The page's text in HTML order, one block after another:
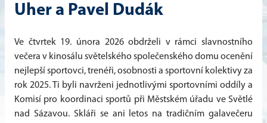
Uher a Pavel Dudák
Ve čtvrtek 19. února 2026 obdrželi v rámci slavnostního
večera v kinosálu světelského společenského domu ocenění
nejlepší sportovci, trenéři, osobnosti a sportovní kolektivy za
rok 2025. Ti byli navrženi jednotlivými sportovními oddíly a
Komisí pro koordinaci sportů při Městském úřadu ve Světlé
nad Sázavou. Skláři se ani letos na tradičním galavečeru